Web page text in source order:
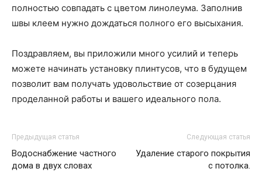
полностью совпадать с цветом линолеума. Заполнив
швы клеем нужно дождаться полного его высыхания.
Поздравляем, вы приложили много усилий и теперь
можете начинать установку плинтусов, что в будущем
позволит вам получать удовольствие от созерцания
проделанной работы и вашего идеального пола.
Предыдущая статья
Водоснабжение частного
дома в двух словах
Следующая статья
Удаление старого покрытия
с потолка.